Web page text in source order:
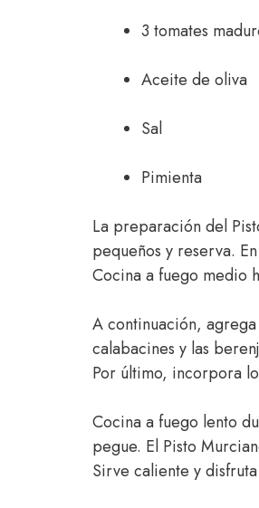
3 tomates
Aceite de oliva
Sal
Pimienta
La preparación del
pequeños y reserva.
Cocina a fuego medio
A continuación,
calabacines y las
Por último, incorpora
Cocina a fuego lento
pegue. El Pisto
Sirve caliente y